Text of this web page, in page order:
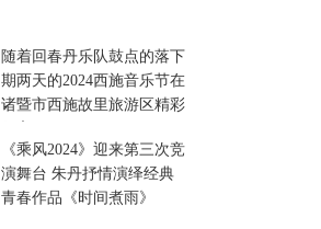
随着回春丹乐队鼓点的落下
期两天的2024西施音乐节在
诸暨市西施故里旅游区精彩
《乘风2024》迎来第三次竞
演舞台 朱丹抒情演绎经典
青春作品《时间煮雨》